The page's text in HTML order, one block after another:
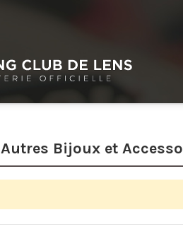
Autres Bijoux et